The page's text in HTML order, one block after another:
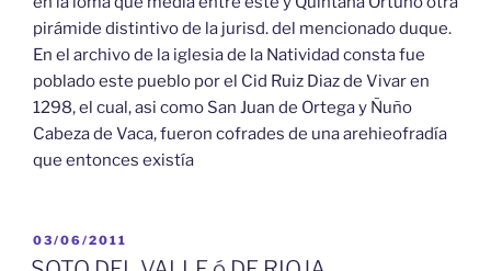
pirámide distintivo de la jurisd. del mencionado duque.
En el archivo de la iglesia de la Natividad consta fue
poblado este pueblo por el Cid Ruiz Diaz de Vivar en
1298, el cual, asi como San Juan de Ortega y Ñuño
Cabeza de Vaca, fueron cofrades de una arehieofradía
que entonces existía
PUBLICADO
EL
03/06/2011